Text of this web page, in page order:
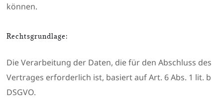
können.
Rechtsgrundlage:
Die Verarbeitung der Daten, die für den Abschluss des
Vertrages erforderlich ist, basiert auf Art. 6 Abs. 1 lit. b
DSGVO.